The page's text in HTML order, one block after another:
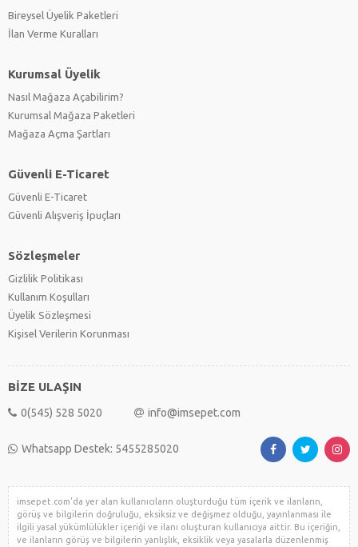
Bireysel Üyelik Paketleri
İlan Verme Kuralları
Kurumsal Üyelik
Nasıl Mağaza Açabilirim?
Kurumsal Mağaza Paketleri
Mağaza Açma Şartları
Güvenli E-Ticaret
Güvenli E-Ticaret
Güvenli Alışveriş İpuçları
Sözleşmeler
Gizlilik Politikası
Kullanım Koşulları
Üyelik Sözleşmesi
Kişisel Verilerin Korunması
BİZE ULAŞIN
0(545) 528 5020 info@imsepet.com
Whatsapp Destek: 5455285020
imsepet.com'da yer alan kullanıcıların oluşturduğu tüm içerik ve ilanların,
görüş ve bilgilerin doğruluğu, eksiksiz ve değişmez olduğu, yayınlanması ile
ilgili yasal yükümlülükler içeriği ve ilanı oluşturan kullanıcıya aittir. Bu içeriğin,
ve ilanların görüş ve bilgilerin yanlışlık, eksiklik veya yasalarla düzenlenmiş